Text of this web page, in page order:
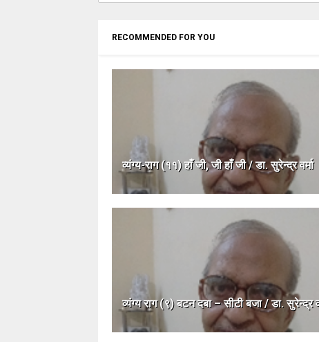
RECOMMENDED FOR YOU
व्यंग्य-राग (११) हाँ जी, जी हाँ जी / डा. सुरेन्द्र वर्मा
व्यंग्य राग (९) बटन दबा – सीटी बजा / डा. सुरेन्द्र